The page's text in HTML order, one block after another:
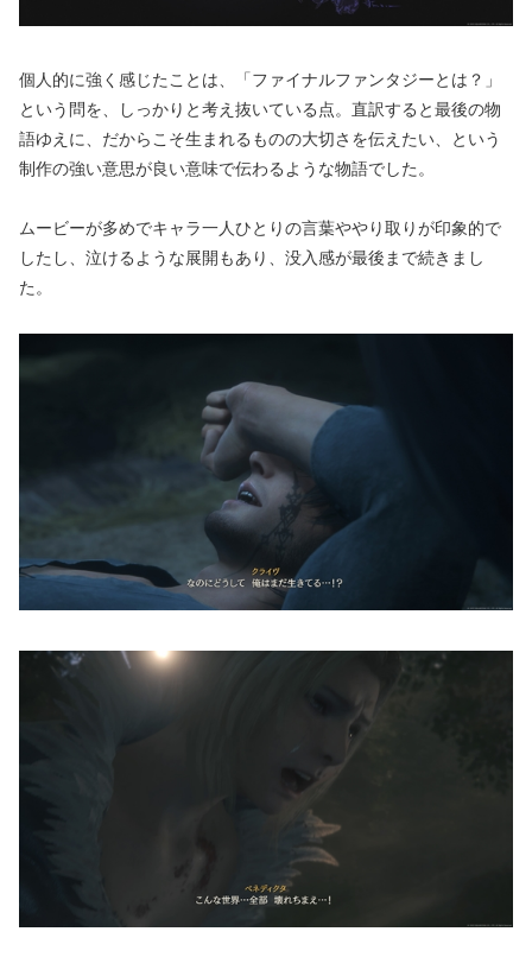
個人的に強く感じたことは、「ファイナルファンタジーとは？」
という問を、しっかりと考え抜いている点。直訳すると最後の物
語ゆえに、だからこそ生まれるものの大切さを伝えたい、という
制作の強い意思が良い意味で伝わるような物語でした。
ムービーが多めでキャラ一人ひとりの言葉ややり取りが印象的で
したし、泣けるような展開もあり、没入感が最後まで続きまし
た。